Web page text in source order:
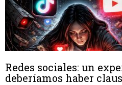
Redes sociales: un
deberíamos haber